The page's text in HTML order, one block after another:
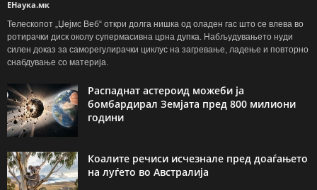
ЕНаука.мк
Телескопот „Џејмс Веб“ откри долга нишка од оладен гас што се влева во
ротирачки диск околу супермасивна црна дупка. Набљудувањето нуди
силен доказ за саморегулирачки циклус на загревање, ладење и повторно
снабдување со материја.
Распаднат астероид можеби ја
бомбардирал Земјата пред 800 милиони
години
Коалите речиси исчезнале пред доаѓањето
на луѓето во Австралија